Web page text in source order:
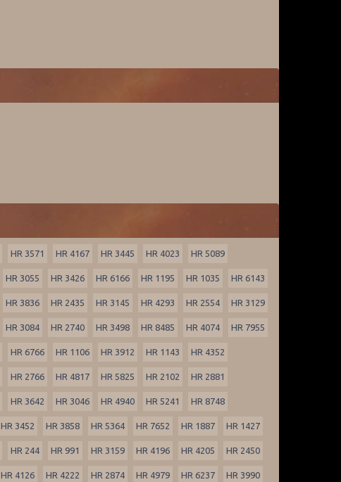
HR 3571 HR 4167 HR 3445 HR 4023 HR 5089
HR 3055 HR 3426 HR 6166 HR 1195 HR 1035 HR 6143
HR 3836 HR 2435 HR 3145 HR 4293 HR 2554 HR 3129
HR 3084 HR 2740 HR 3498 HR 8485 HR 4074 HR 7955
HR 6766 HR 1106 HR 3912 HR 1143 HR 4352
HR 2766 HR 4817 HR 5825 HR 2102 HR 2881
HR 3642 HR 3046 HR 4940 HR 5241 HR 8748
HR 3452 HR 3858 HR 5364 HR 7652 HR 1887 HR 1427
HR 244 HR 991 HR 3159 HR 4196 HR 4205 HR 2450
HR 4126 HR 4222 HR 2874 HR 4979 HR 6237 HR 3990